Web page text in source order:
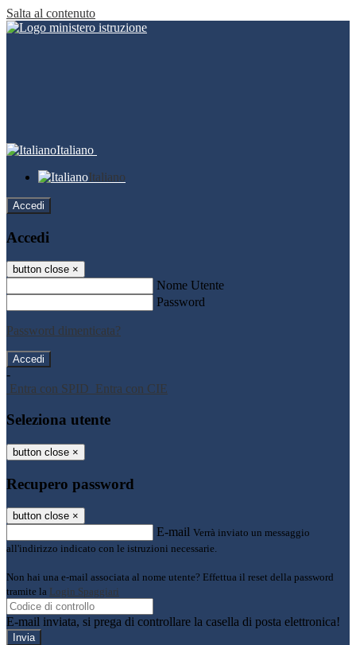
Salta al contenuto
Italiano
Italiano
Accedi
Accedi
button close ×
Nome Utente
Password
Password dimenticata?
-
Entra con SPID Entra con CIE
Seleziona utente
button close ×
Recupero password
button close ×
E-mail Verrà inviato un messaggio
all'indirizzo indicato con le istruzioni necessarie.
Non hai una e-mail associata al nome utente? Effettua il reset della password
tramite la Login Spaggiari
E-mail inviata, si prega di controllare la casella di posta elettronica!